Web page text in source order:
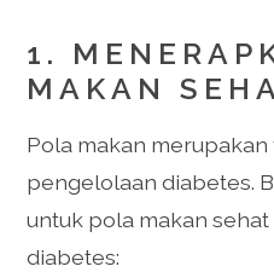
1.
MAKAN
Pola makan
pengelolaan diabetes.
untuk pola makan
diabetes: